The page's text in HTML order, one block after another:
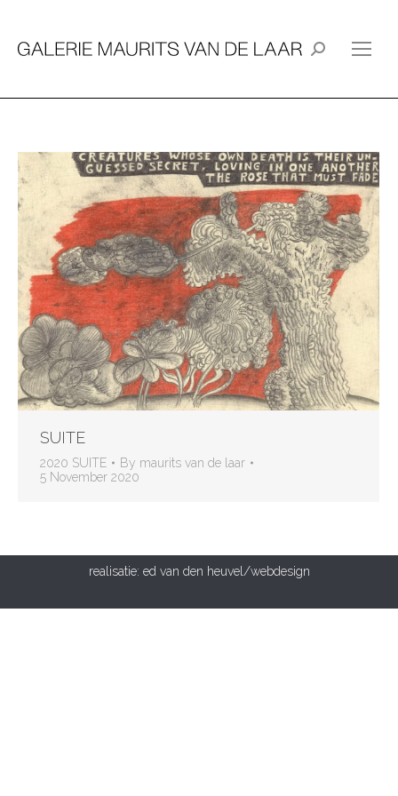
Search:
SUITE
2020 SUITE By maurits van de laar
5 November 2020
realisatie: ed van den heuvel/webdesign